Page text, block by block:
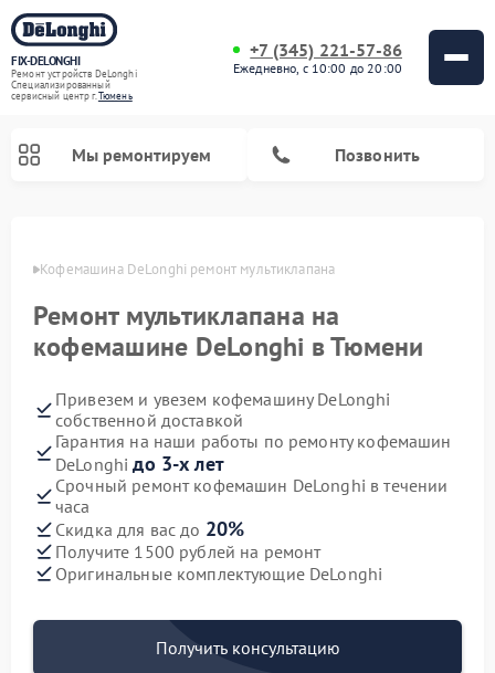
FIX-DELONGHI
Ремонт устройств DeLonghi
Специализированный
cервисный центр г.Тюмень
+7 (345) 221-57-86
Ежедневно, с 10:00 до 20:00
Мы ремонтируем Позвонить
Кофемашина DeLonghi ремонт мультиклапана
Ремонт мультиклапана на
кофемашине DeLonghi в Тюмени
Привезем и увезем кофемашину DeLonghi
собственной доставкой
Гарантия на наши работы по ремонту кофемашин
DeLonghiдо 3-х лет
Срочный ремонт кофемашин DeLonghi в течении
часа
Скидка для вас до 20%
Получите 1500 рублей на ремонт
Оригинальные комплектующие DeLonghi
Получить консультацию